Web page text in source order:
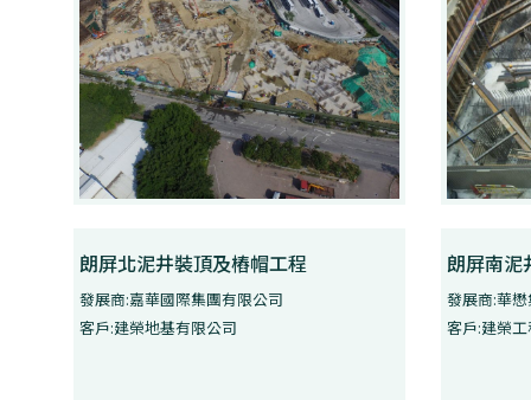
朗屏北泥井裝頂及樁帽工程
發展商:嘉華國際集團有限公司
客戶:建榮地基有限公司
朗屏南泥
發展商:華
客戶:建榮